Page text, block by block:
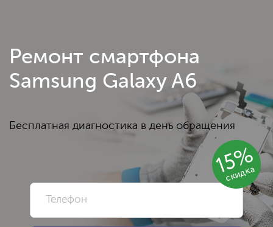
15%
скидка
Ремонт смартфона
Samsung Galaxy A6
Бесплатная диагностика в день обращения